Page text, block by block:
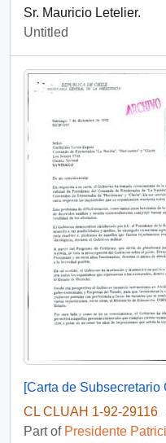
Sr. Mauricio Letelier.
Untitled
CL CLUAH 1-92-29116
Part of Presidente